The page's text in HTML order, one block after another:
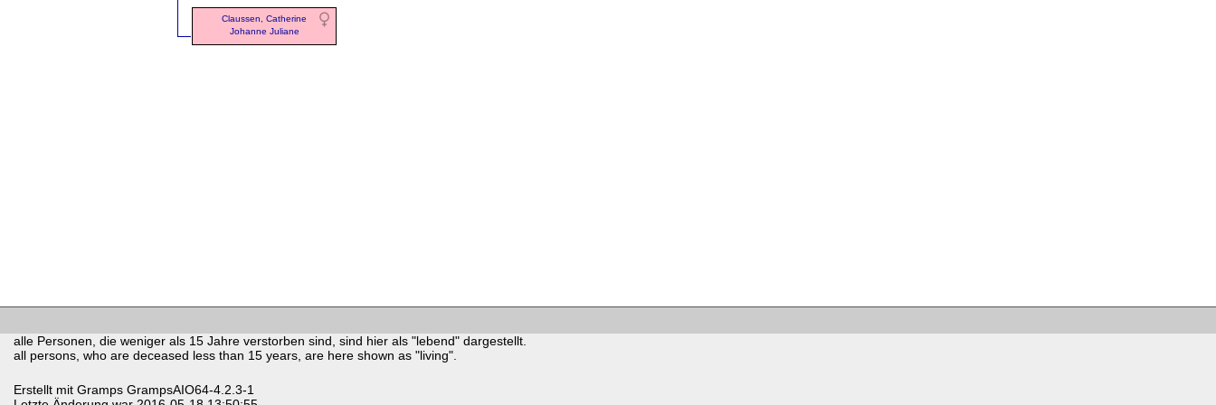
Claussen, Catherine
Johanne Juliane
alle Personen, die weniger als 15 Jahre verstorben sind, sind hier als "lebend" dargestellt.
all persons, who are deceased less than 15 years, are here shown as "living".
Erstellt mit Gramps GrampsAIO64-4.2.3-1